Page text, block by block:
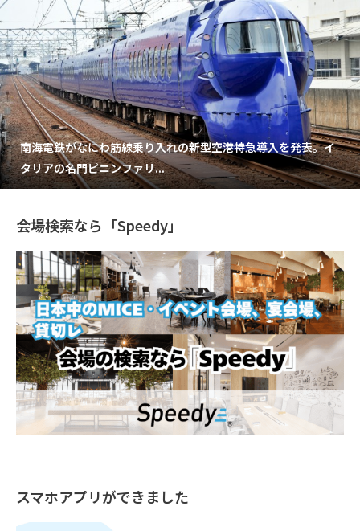
南海電鉄がなにわ筋線乗り入れの新型空港特急導入を発表。イ
タリアの名門ピニンファリ...
会場検索なら「Speedy」
スマホアプリができました